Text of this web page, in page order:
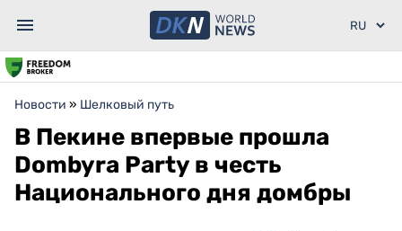
Новости » Шелковый путь
В Пекине впервые прошла
Dombyra Party в честь
Национального дня домбры